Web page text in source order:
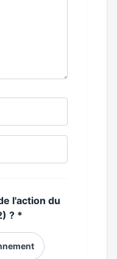
l'action du
? *